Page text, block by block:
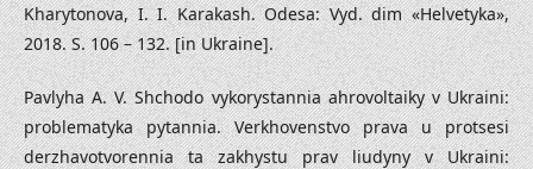
Kharytonova, I. I. Karakash. Odesa: Vyd. dim «Helvetyka»,
2018. S. 106 – 132. [in Ukraine].
Pavlyha A. V. Shchodo vykorystannia ahrovoltaiky v Ukraini:
problematyka pytannia. Verkhovenstvo prava u protsesi
derzhavotvorennia ta zakhystu prav liudyny v Ukraini: